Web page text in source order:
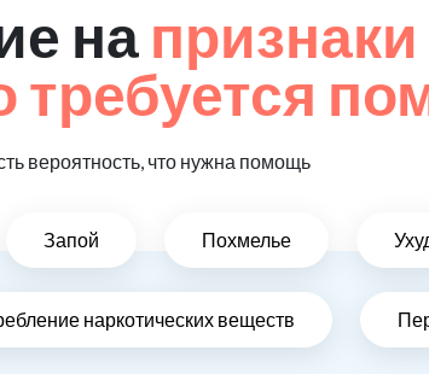
на признаки
вероятность, что нужна помощь
Запой Похмелье
наркотических веществ